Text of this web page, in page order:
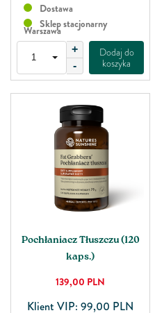
Dostawa
Sklep stacjonarny
Warszawa
+
-
Dodaj do
koszyka
Pochłaniacz Tłuszczu (120
kaps.)
139,00 PLN
Klient VIP: 99,00 PLN